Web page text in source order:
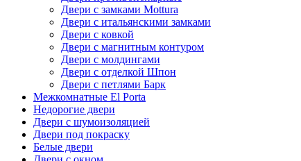
Двери с замками Mottura
Двери с итальянскими замками
Двери с ковкой
Двери с магнитным контуром
Двери с молдингами
Двери с отделкой Шпон
Двери с петлями Барк
Межкомнатные El Porta
Недорогие двери
Двери с шумоизоляцией
Двери под покраску
Белые двери